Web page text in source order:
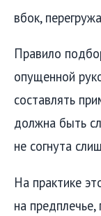
вбок,
Правило
опущенной
составлять
должна быть
не согнута
На практике
на предплечье,